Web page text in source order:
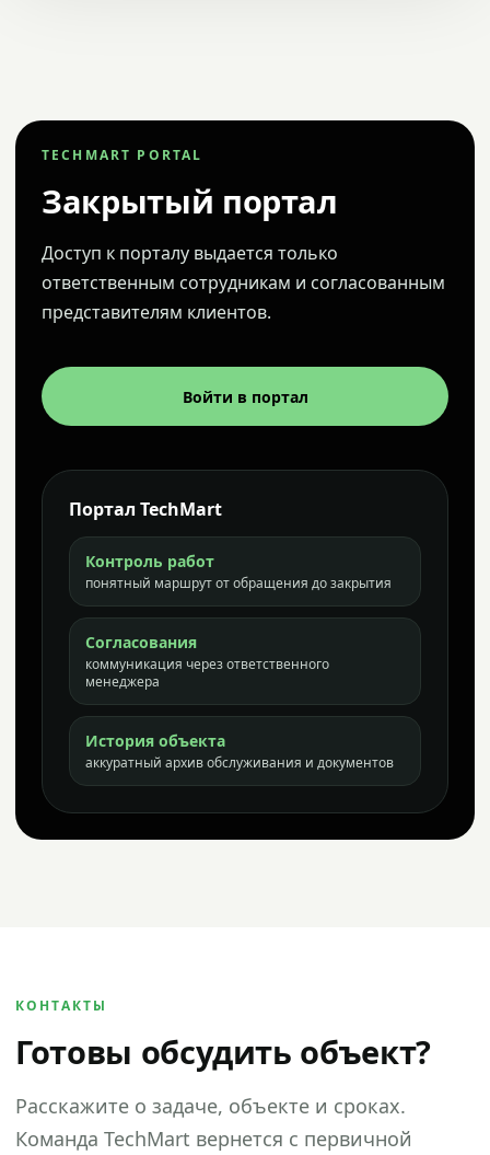
TECHMART PORTAL
Закрытый портал
Доступ к порталу выдается только
ответственным сотрудникам и согласованным
представителям клиентов.
Войти в портал
Портал TechMart
Контроль работ
понятный маршрут от обращения до закрытия
Согласования
коммуникация через ответственного
менеджера
История объекта
аккуратный архив обслуживания и документов
КОНТАКТЫ
Готовы обсудить объект?
Расскажите о задаче, объекте и сроках.
Команда TechMart вернется с первичной